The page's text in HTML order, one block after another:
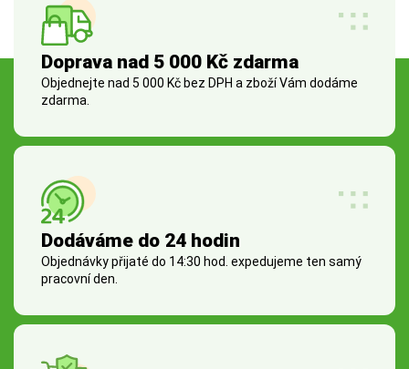
Doprava nad 5 000 Kč zdarma
Objednejte nad 5 000 Kč bez DPH a zboží Vám dodáme
zdarma.
Dodáváme do 24 hodin
Objednávky přijaté do 14:30 hod. expedujeme ten samý
pracovní den.